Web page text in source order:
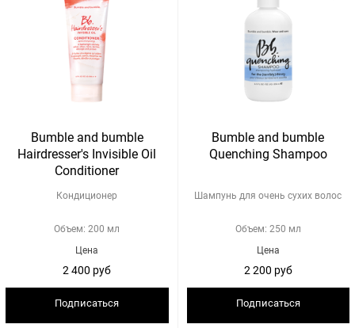
Bumble and bumble
Hairdresser's Invisible Oil
Conditioner
Кондиционер
Объем: 200 мл
Цена
2 400 руб
Подписаться
Bumble and bumble
Quenching Shampoo
Шампунь для очень сухих волос
Объем: 250 мл
Цена
2 200 руб
Подписаться